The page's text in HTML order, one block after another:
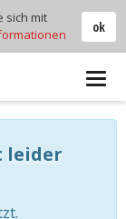
leider
ok
sich mit